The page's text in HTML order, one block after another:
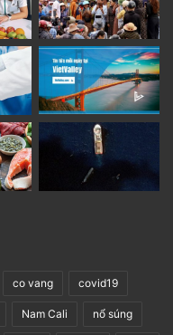
co vang covid19
Nam Cali nổ súng